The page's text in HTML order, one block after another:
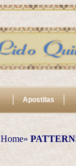
Apostilas
Home»